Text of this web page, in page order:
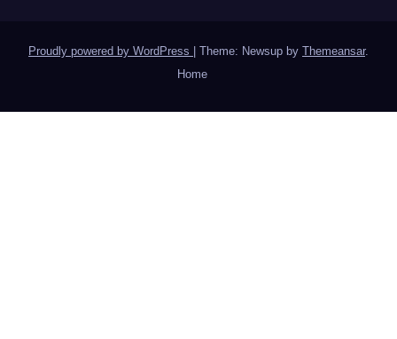
Proudly powered by WordPress Theme: Newsup by Themeansar.
Home